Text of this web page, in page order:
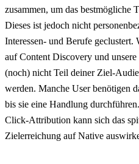
zusammen, um das bestmögliche
Dieses ist jedoch nicht
Interessen- und Berufe
auf Content Discovery und
(noch) nicht Teil deiner Ziel-
werden. Manche User benötigen
bis sie eine Handlung
Click-Attribution kann sich das
Zielerreichung auf Native